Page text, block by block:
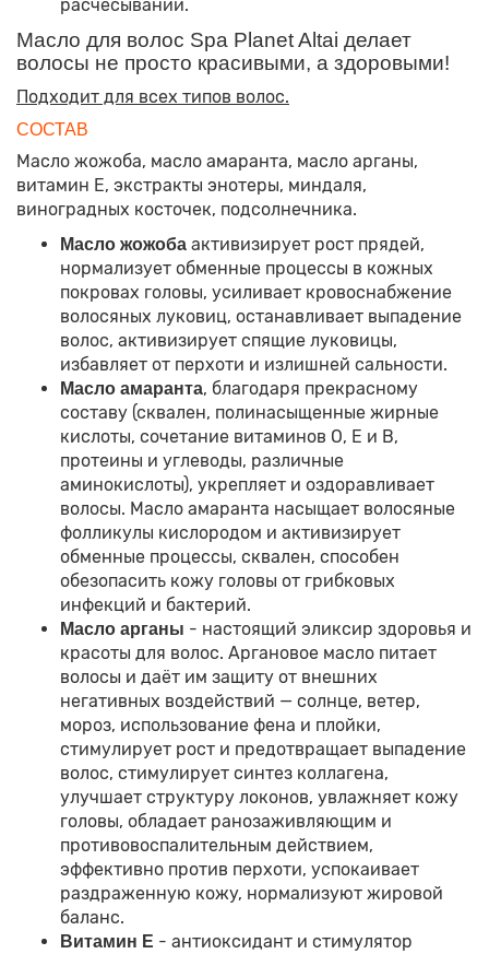
расчёсывании.
Масло для волос Spa Planet Altai делает
волосы не просто красивыми, а здоровыми!
Подходит для всех типов волос.
СОСТАВ
Масло жожоба, масло амаранта, масло арганы,
витамин Е, экстракты энотеры, миндаля,
виноградных косточек, подсолнечника.
Масло жожоба активизирует рост прядей,
нормализует обменные процессы в кожных
покровах головы, усиливает кровоснабжение
волосяных луковиц, останавливает выпадение
волос, активизирует спящие луковицы,
избавляет от перхоти и излишней сальности.
Масло амаранта, благодаря прекрасному
составу (сквален, полинасыщенные жирные
кислоты, сочетание витаминов О, Е и В,
протеины и углеводы, различные
аминокислоты), укрепляет и оздоравливает
волосы. Масло амаранта насыщает волосяные
фолликулы кислородом и активизирует
обменные процессы, сквален, способен
обезопасить кожу головы от грибковых
инфекций и бактерий.
Масло арганы - настоящий эликсир здоровья и
красоты для волос. Аргановое масло питает
волосы и даёт им защиту от внешних
негативных воздействий — солнце, ветер,
мороз, использование фена и плойки,
стимулирует рост и предотвращает выпадение
волос, стимулирует синтез коллагена,
улучшает структуру локонов, увлажняет кожу
головы, обладает ранозаживляющим и
противовоспалительным действием,
эффективно против перхоти, успокаивает
раздраженную кожу, нормализуют жировой
баланс.
Витамин Е - антиоксидант и стимулятор